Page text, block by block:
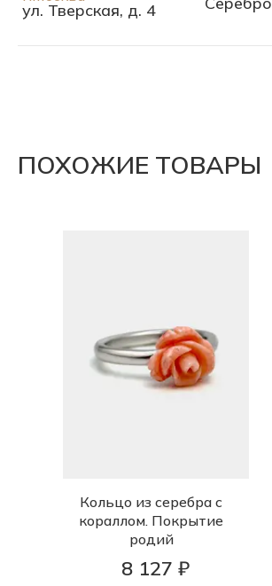
ул. Тверская, д. 4
ПОХОЖИЕ ТОВАРЫ
Кольцо из серебра с
кораллом. Покрытие
родий
8 127 ₽